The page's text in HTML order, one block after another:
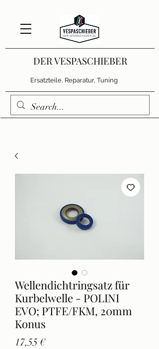
DER VESPASCHIEBER
Ersatzteile, Reparatur, Tuning
Wellendichtringsatz für
Kurbelwelle - POLINI
EVO; PTFE/FKM, 20mm
Konus
17,55 €Preis